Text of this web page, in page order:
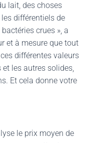
lait, des choses
différentiels de
crues », a
et à mesure que tout
différentes valeurs
les autres solides,
Et cela donne votre
le prix moyen de